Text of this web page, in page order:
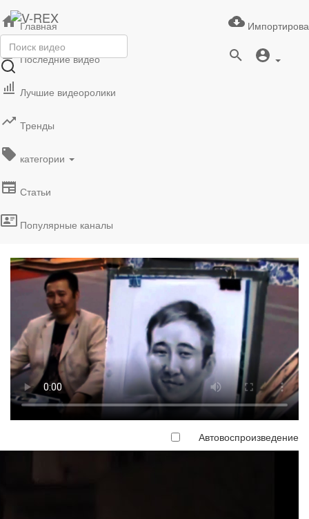
Главная
Последние видео
Лучшие видеоролики
Тренды
категории
Статьи
Популярные каналы
Автовоспроизведение